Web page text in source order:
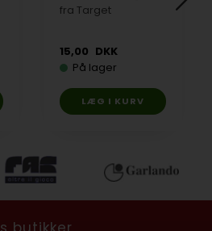
fra Target
15,00 DKK
På lager